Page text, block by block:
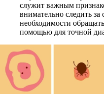
служит важным
внимательно следить
необходимости
помощью для точной